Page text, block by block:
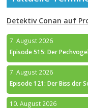
Detektiv Conan auf
7. August 2026
Episode 515: Der
7. August 2026
Episode 121: Der Biss der
10. August 2026